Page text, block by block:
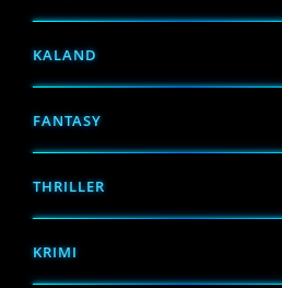
KALAND
FANTASY
THRILLER
KRIMI